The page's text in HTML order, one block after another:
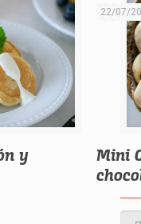
y
22/07/
Mini